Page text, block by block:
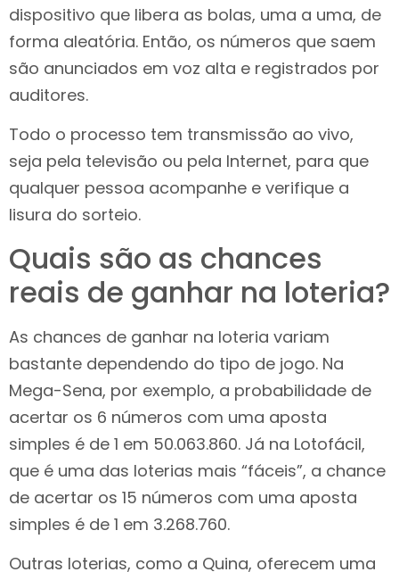
dispositivo que libera as bolas, uma a uma, de
forma aleatória. Então, os números que saem
são anunciados em voz alta e registrados por
auditores.
Todo o processo tem transmissão ao vivo,
seja pela televisão ou pela Internet, para que
qualquer pessoa acompanhe e verifique a
lisura do sorteio.
Quais são as chances
reais de ganhar na loteria?
As chances de ganhar na loteria variam
bastante dependendo do tipo de jogo. Na
Mega-Sena, por exemplo, a probabilidade de
acertar os 6 números com uma aposta
simples é de 1 em 50.063.860. Já na Lotofácil,
que é uma das loterias mais “fáceis”, a chance
de acertar os 15 números com uma aposta
simples é de 1 em 3.268.760.
Outras loterias, como a Quina, oferecem uma